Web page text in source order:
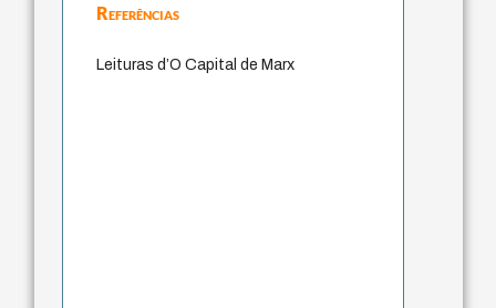
Referências
Leituras d’O Capital de Marx